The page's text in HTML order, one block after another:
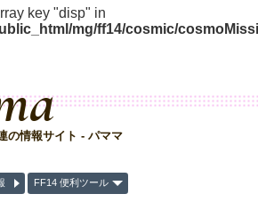
key "disp" in
mg/ff14/cosmic/
の情報サイト - パママ
FF14 便利ツール